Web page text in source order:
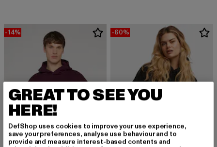
-14% -60%
GREAT TO SEE YOU
HERE!
DefShop uses cookies to improve your use experience,
save your preferences, analyse use behaviour and to
provide and measure interest-based contents and